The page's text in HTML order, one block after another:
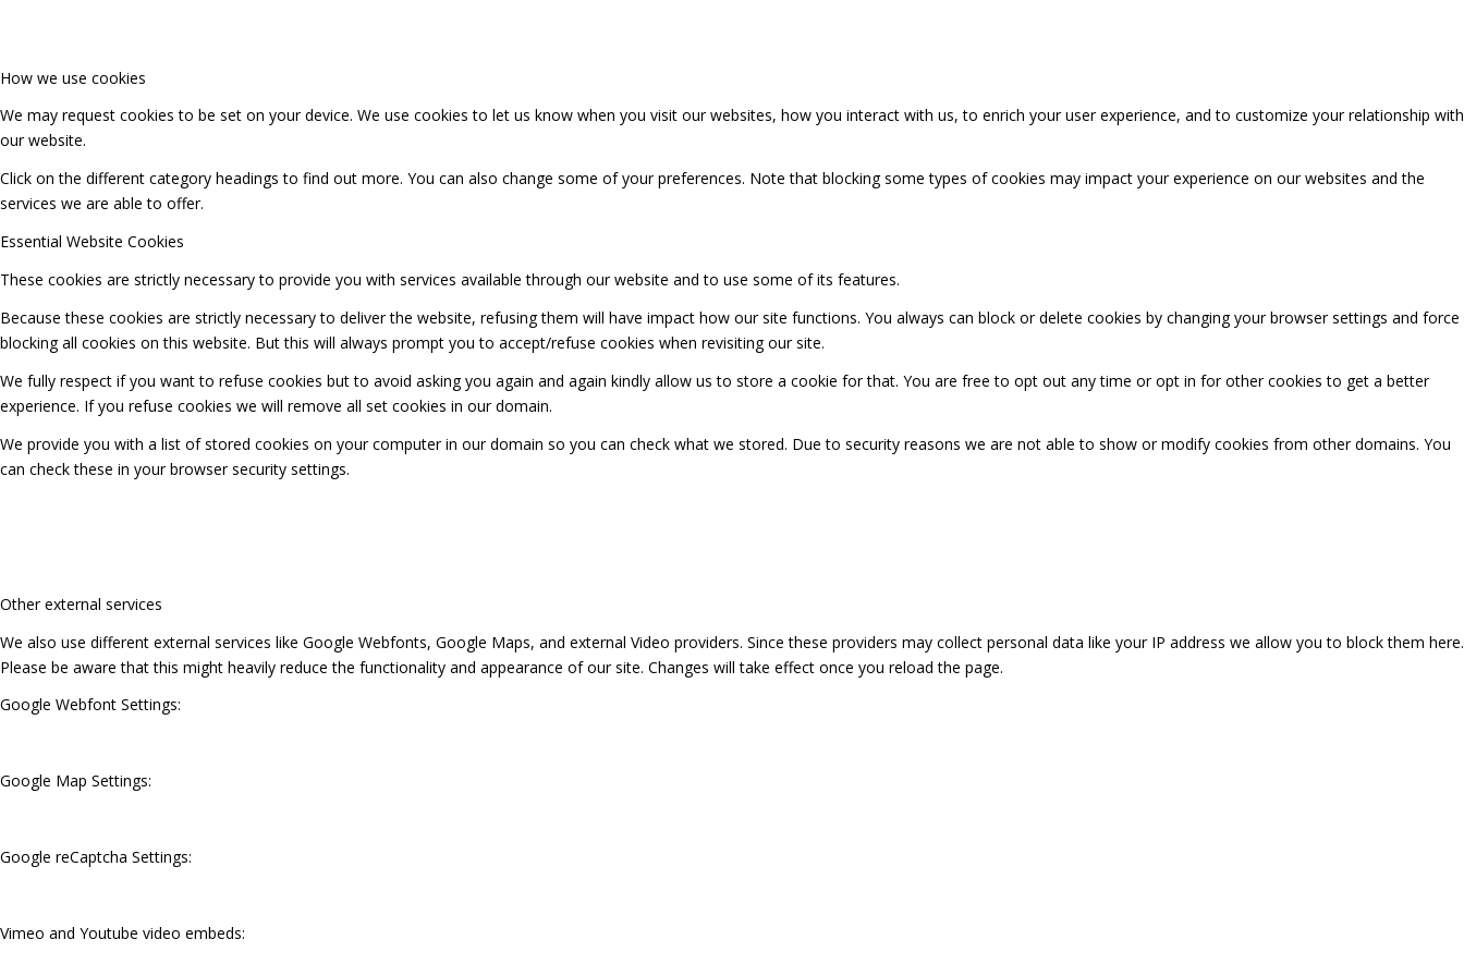
How we use cookies
We may request cookies to be set on your device. We use cookies to let us know when you visit our websites, how you interact with us, to enrich your user experience, and to customize your relationship with
our website.
Click on the different category headings to find out more. You can also change some of your preferences. Note that blocking some types of cookies may impact your experience on our websites and the
services we are able to offer.
Essential Website Cookies
These cookies are strictly necessary to provide you with services available through our website and to use some of its features.
Because these cookies are strictly necessary to deliver the website, refusing them will have impact how our site functions. You always can block or delete cookies by changing your browser settings and force
blocking all cookies on this website. But this will always prompt you to accept/refuse cookies when revisiting our site.
We fully respect if you want to refuse cookies but to avoid asking you again and again kindly allow us to store a cookie for that. You are free to opt out any time or opt in for other cookies to get a better
experience. If you refuse cookies we will remove all set cookies in our domain.
We provide you with a list of stored cookies on your computer in our domain so you can check what we stored. Due to security reasons we are not able to show or modify cookies from other domains. You
can check these in your browser security settings.
Other external services
We also use different external services like Google Webfonts, Google Maps, and external Video providers. Since these providers may collect personal data like your IP address we allow you to block them here.
Please be aware that this might heavily reduce the functionality and appearance of our site. Changes will take effect once you reload the page.
Google Webfont Settings:
Google Map Settings:
Google reCaptcha Settings:
Vimeo and Youtube video embeds: